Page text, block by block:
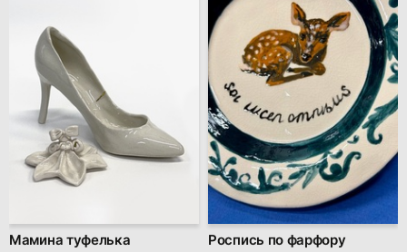
Мамина туфелька Роспись по фарфору